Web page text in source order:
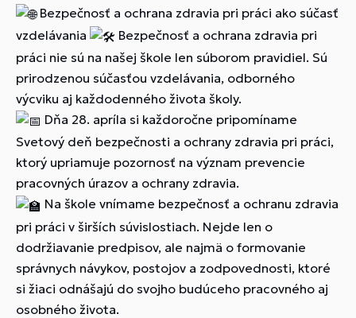
Bezpečnosť a ochrana zdravia pri práci ako súčasť
vzdelávania
Bezpečnosť a ochrana zdravia pri
práci nie sú na našej škole len súborom pravidiel. Sú
prirodzenou súčasťou vzdelávania, odborného
výcviku aj každodenného života školy.
Dňa 28. apríla si každoročne pripomíname
Svetový deň bezpečnosti a ochrany zdravia pri práci,
ktorý upriamuje pozornosť na význam prevencie
pracovných úrazov a ochrany zdravia.
Na škole vnímame bezpečnosť a ochranu zdravia
pri práci v širších súvislostiach. Nejde len o
dodržiavanie predpisov, ale najmä o formovanie
správnych návykov, postojov a zodpovednosti, ktoré
si žiaci odnášajú do svojho budúceho pracovného aj
osobného života.